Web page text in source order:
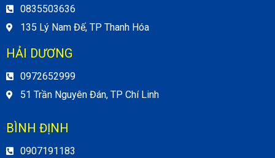
0835503636
135 Lý Nam Đế, TP Thanh Hóa
HẢI DƯƠNG
0972652999
51 Trần Nguyên Đán, TP Chí Linh
BÌNH ĐỊNH
0907191183